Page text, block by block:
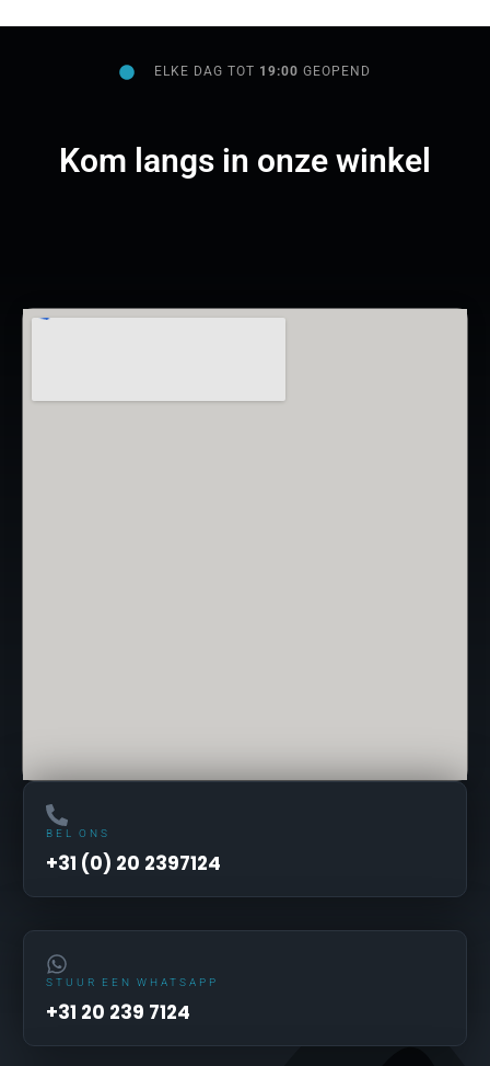
ELKE DAG TOT 19:00GEOPEND
Kom langs in onze winkel
BEL ONS
+31 (0) 20 2397124
STUUR EEN WHATSAPP
+31 20 239 7124